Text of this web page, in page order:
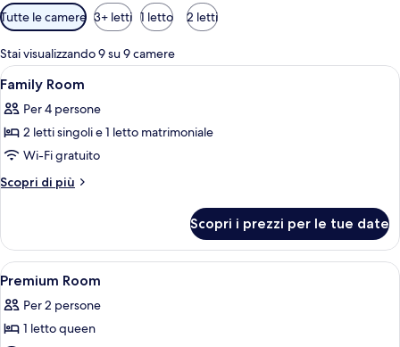
Filtri
disponibili
per
le
camere
Tutte le camere 3+ letti 1 letto 2 letti
Stai visualizzando 9 su 9 camere
Apri
tutte
le
foto
per
Family
Biancheria da letto di alta qualità,
8
Family Room
Per 4 persone
2 letti singoli e 1 letto matrimoniale
Wi-Fi gratuito
Scopri di più
Altri
Room
Scopri i prezzi per le tue date
Apri
tutte
le
foto
Biancheria da letto di alta qualità,
8
Premium Room
Per 2 persone
1 letto queen